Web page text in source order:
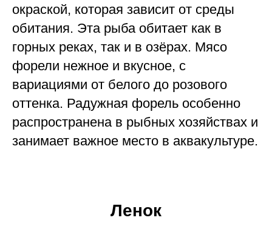
окраской, которая зависит от среды
обитания. Эта рыба обитает как в
горных реках, так и в озёрах. Мясо
форели нежное и вкусное, с
вариациями от белого до розового
оттенка. Радужная форель особенно
распространена в рыбных хозяйствах и
занимает важное место в аквакультуре.
Ленок